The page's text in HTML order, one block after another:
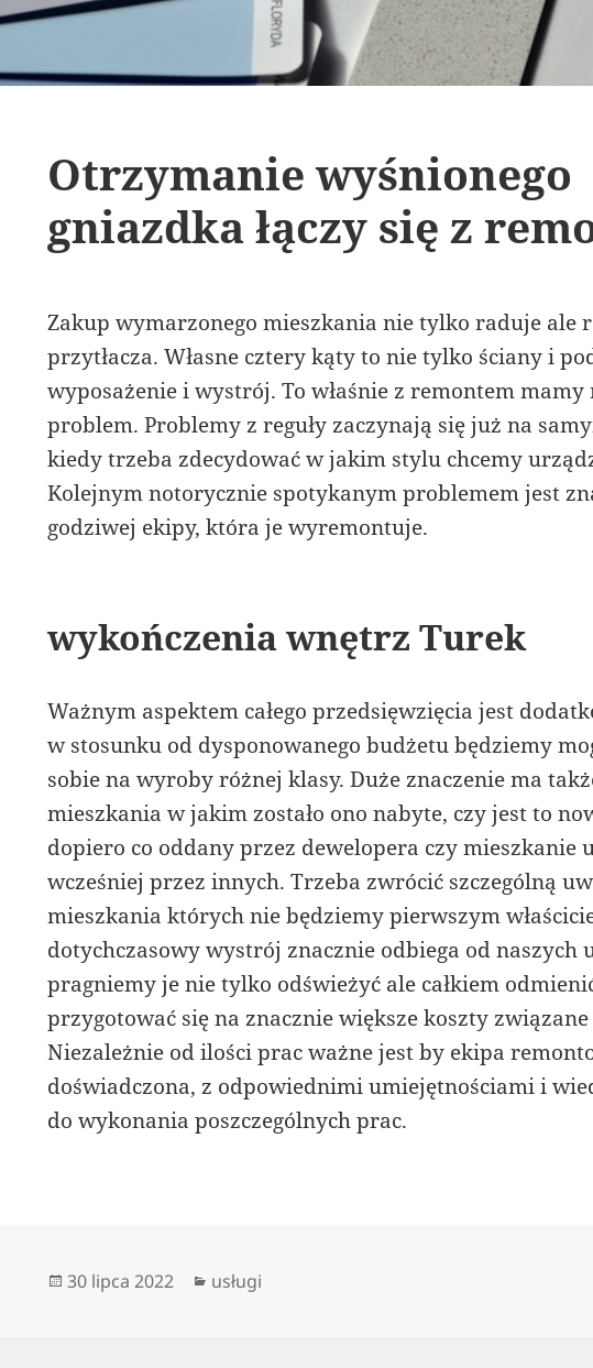
Otrzymanie wyśnionego
gniazdka łączy się z
Zakup wymarzonego mieszkania nie tylko raduje ale
przytłacza. Własne cztery kąty to nie tylko ściany i
wyposażenie i wystrój. To właśnie z remontem
problem. Problemy z reguły zaczynają się już na
kiedy trzeba zdecydować w jakim stylu chcemy
Kolejnym notorycznie spotykanym problemem jest
godziwej ekipy, która je wyremontuje.
wykończenia wnętrz Turek
Ważnym aspektem całego przedsięwzięcia jest
w stosunku od dysponowanego budżetu będziemy
sobie na wyroby różnej klasy. Duże znaczenie ma
mieszkania w jakim zostało ono nabyte, czy jest to
dopiero co oddany przez dewelopera czy mieszkanie
wcześniej przez innych. Trzeba zwrócić szczególną
mieszkania których nie będziemy pierwszym
dotychczasowy wystrój znacznie odbiega od naszych
pragniemy je nie tylko odświeżyć ale całkiem
przygotować się na znacznie większe koszty
Niezależnie od ilości prac ważne jest by ekipa
doświadczona, z odpowiednimi umiejętnościami i
do wykonania poszczególnych prac.
Data
30 lipca 2022 Kategorie
usługi